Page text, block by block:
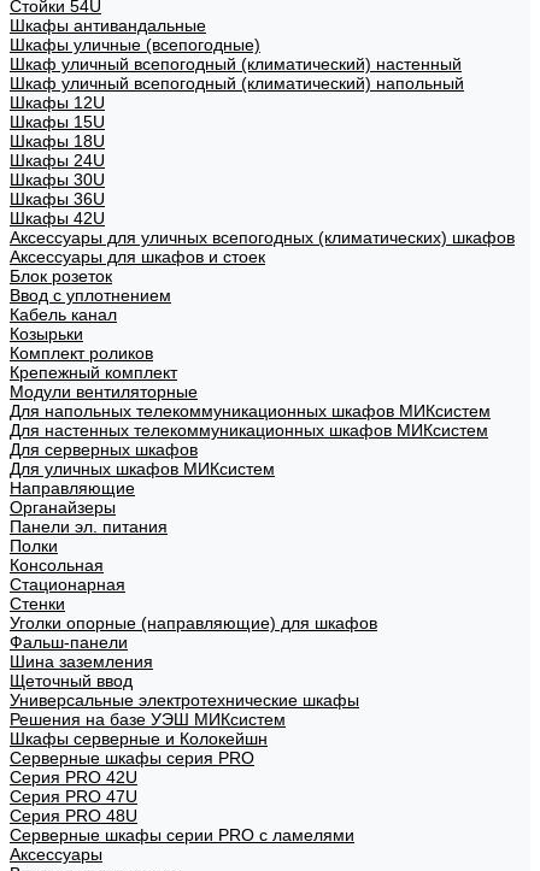
Стойки 54U
Шкафы антивандальные
Шкафы уличные (всепогодные)
Шкаф уличный всепогодный (климатический) настенный
Шкаф уличный всепогодный (климатический) напольный
Шкафы 12U
Шкафы 15U
Шкафы 18U
Шкафы 24U
Шкафы 30U
Шкафы 36U
Шкафы 42U
Аксессуары для уличных всепогодных (климатических) шкафов
Аксессуары для шкафов и стоек
Блок розеток
Ввод с уплотнением
Кабель канал
Козырьки
Комплект роликов
Крепежный комплект
Модули вентиляторные
Для напольных телекоммуникационных шкафов МИКсистем
Для настенных телекоммуникационных шкафов МИКсистем
Для серверных шкафов
Для уличных шкафов МИКсистем
Направляющие
Органайзеры
Панели эл. питания
Полки
Консольная
Стационарная
Стенки
Уголки опорные (направляющие) для шкафов
Фальш-панели
Шина заземления
Щеточный ввод
Универсальные электротехнические шкафы
Решения на базе УЭШ МИКсистем
Шкафы серверные и Колокейшн
Серверные шкафы серия PRO
Серия PRO 42U
Серия PRO 47U
Серия PRO 48U
Серверные шкафы серии PRO с ламелями
Аксессуары